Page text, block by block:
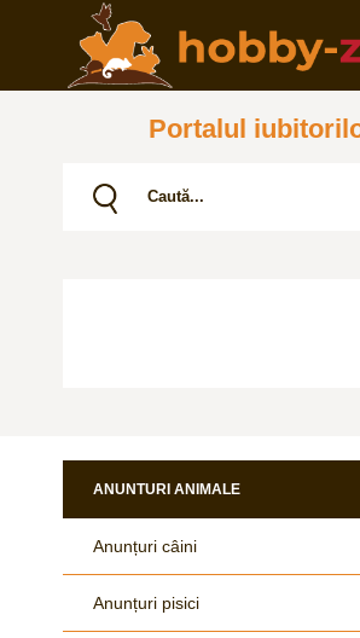
Portalul
ANUNTURI ANIMALE
Anunțuri câini
Anunțuri pisici